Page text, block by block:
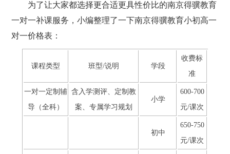
为了让大家都选择更合适更具性价比的南京得骥教育
一对一补课服务，小编整理了一下南京得骥教育小初高一
对一价格表：
课程类型 班型/说明 学段
收费标
准
一对一定制辅
导（全科）
含入学测评、定制教
案、专属学习规划
小学
600-700
元/课次
初中
650-750
元/课次